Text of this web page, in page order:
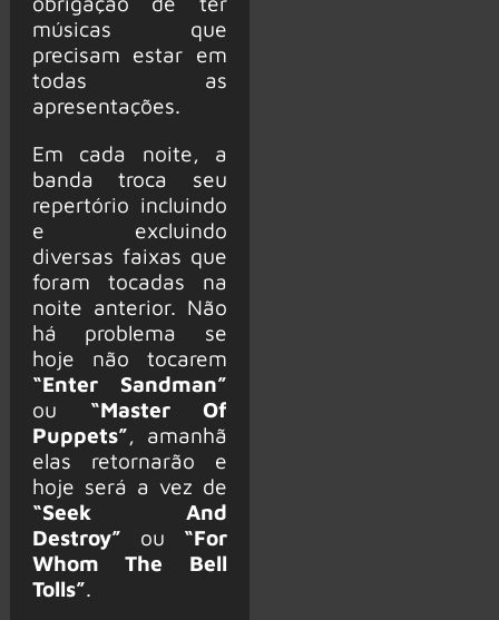
músicas que
precisam estar em
todas as
apresentações.
Em cada noite, a
banda troca seu
repertório incluindo
e excluindo
diversas faixas que
foram tocadas na
noite anterior. Não
há problema se
hoje não tocarem
“Enter Sandman”
ou “Master Of
Puppets” , amanhã
elas retornarão e
hoje será a vez de
“Seek And
Destroy” ou “For
Whom The Bell
Tolls”